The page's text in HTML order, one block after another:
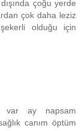
çoğu yerde
çok daha leziz
olduğu için
var ay napsam
canım öptüm